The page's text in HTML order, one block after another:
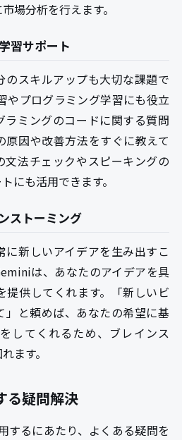
場分析を行えます。
習サポート
のスキルアップも大切な課題で
やプログラミング学習にも役立
ラミングのコードに関する質問
原因や改善方法をすぐに教えて
文法チェックやスピーキングの
にも活用できます。
ストーミング
に新しいアイデアを生み出すこ
は、あなたのアイデアを具
提供してくれます。「新しいビ
」と頼めば、あなたの希望に基
してくれるため、ブレインス
ます。
る疑問解決
するにあたり、よくある疑問を